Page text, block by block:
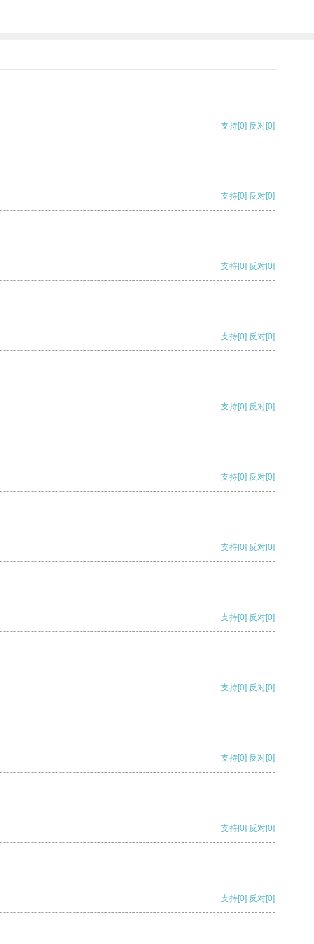
支持[0] 反对[0]
支持[0] 反对[0]
支持[0] 反对[0]
支持[0] 反对[0]
支持[0] 反对[0]
支持[0] 反对[0]
支持[0] 反对[0]
支持[0] 反对[0]
支持[0] 反对[0]
支持[0] 反对[0]
支持[0] 反对[0]
支持[0] 反对[0]